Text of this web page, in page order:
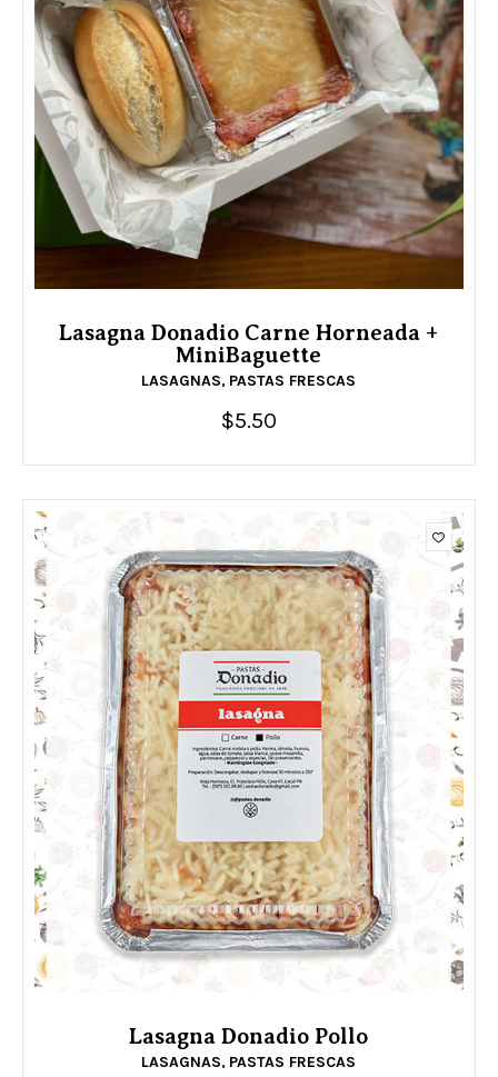
Lasagna Donadio Carne Horneada +
MiniBaguette
LASAGNAS, PASTAS FRESCAS
$5.50
Lasagna Donadio Pollo
LASAGNAS, PASTAS FRESCAS